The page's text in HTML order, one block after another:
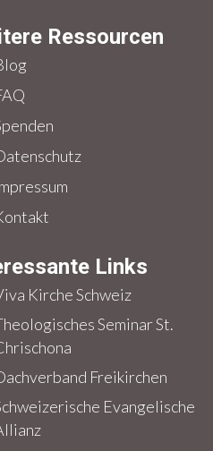
Ressourcen
Links
Kirche Schweiz
Seminar St.
Freikirchen
Evangelische